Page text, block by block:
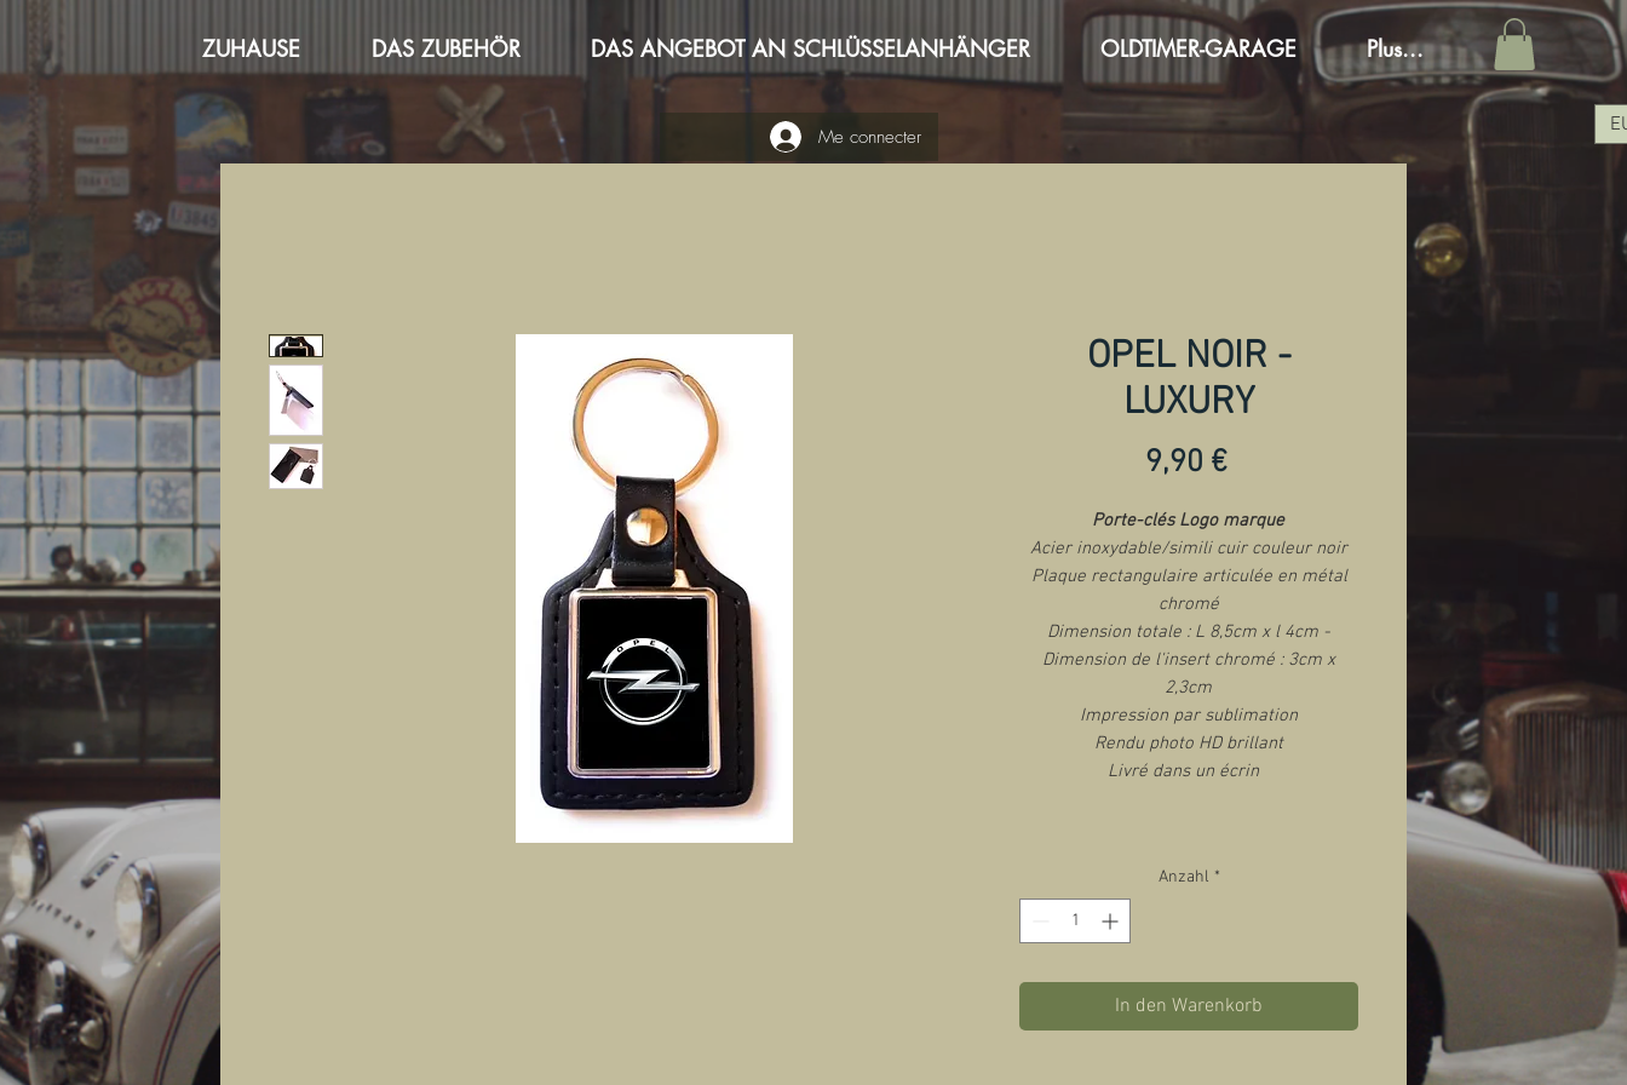
ZUHAUSE DAS ZUBEHÖR DAS ANGEBOT AN SCHLÜSSELANHÄNGER OLDTIMER-GARAGE Plus...
Me connecter
OPEL NOIR -
LUXURY
9,90 €Preis
Porte-clés Logo marque
Acier inoxydable/simili cuir couleur noir
Plaque rectangulaire articulée en métal
chromé
Dimension totale : L 8,5cm x l 4cm -
Dimension de l'insert chromé : 3cm x
2,3cm
Impression par sublimation
Rendu photo HD brillant
Livré dans un écrin
Anzahl *
In den Warenkorb